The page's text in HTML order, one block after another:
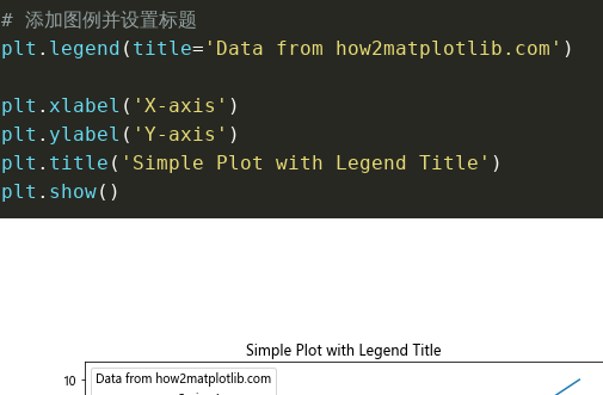
# 添加图例并设置标题
plt . legend ( title= 'Data from how2matplotlib.com' )
plt . xlabel ( 'X-axis' )
plt . ylabel ( 'Y-axis' )
plt . title ( 'Simple Plot with Legend Title' )
plt . show( )